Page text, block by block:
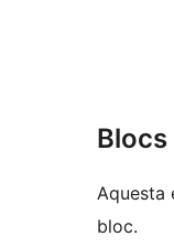
Blocs
Aquesta
bloc.